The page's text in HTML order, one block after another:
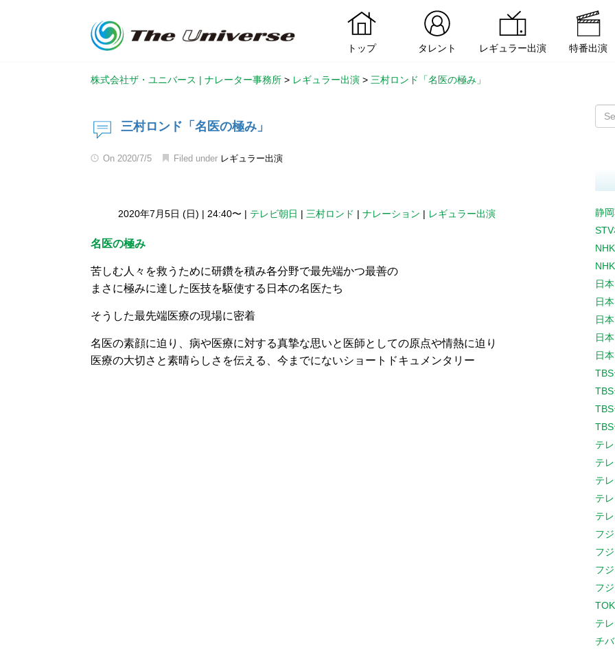
トップ タレント レギュラー出演 特番出演
株式会社ザ・ユニバース | ナレーター事務所 > レギュラー出演 > 三村ロンド「名医の極み」
三村ロンド「名医の極み」
On 2020/7/5 Filed under レギュラー出演
2020年7月5日 (日) | 24:40〜 | テレビ朝日 | 三村ロンド | ナレーション | レギュラー出演
名医の極み
苦しむ人々を救うために研鑽を積み各分野で最先端かつ最善の
まさに極みに達した医技を駆使する日本の名医たち
そうした最先端医療の現場に密着
名医の素顔に迫り、病や医療に対する真摯な思いと医師としての原点や情熱に迫り
医療の大切さと素晴らしさを伝える、今までにないショートドキュメンタリー
静
日
日
日
日
日
テ
テ
テ
テ
テ
フ
フ
フ
フ
テ
チ